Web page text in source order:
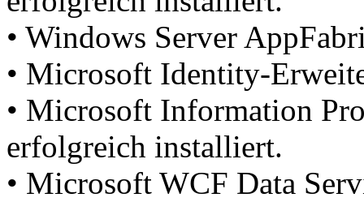
• Windows Server
• Microsoft Identity-
• Microsoft Information
erfolgreich installiert.
• Microsoft WCF Data